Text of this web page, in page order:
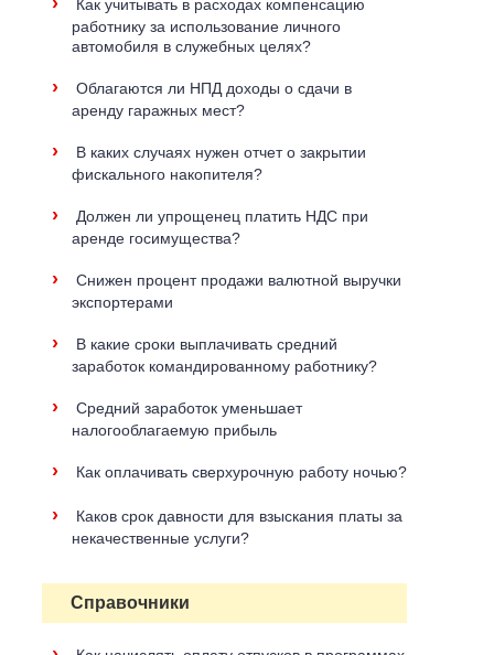
Как учитывать в расходах компенсацию
работнику за использование личного
автомобиля в служебных целях?
›
Облагаются ли НПД доходы о сдачи в
аренду гаражных мест?
›
В каких случаях нужен отчет о закрытии
фискального накопителя?
›
Должен ли упрощенец платить НДС при
аренде госимущества?
›
Снижен процент продажи валютной выручки
экспортерами
›
В какие сроки выплачивать средний
заработок командированному работнику?
›
Средний заработок уменьшает
налогооблагаемую прибыль
› Как оплачивать сверхурочную работу ночью?
›
Каков срок давности для взыскания платы за
некачественные услуги?
Справочники